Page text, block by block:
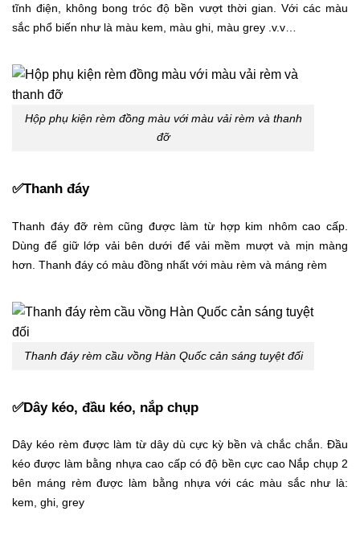
tĩnh điện, không bong tróc độ bền vượt thời gian. Với các màu
sắc phổ biến như là màu kem, màu ghi, màu grey .v.v…
Hộp phụ kiện rèm đồng màu với màu vải rèm và thanh
đỡ
✅Thanh đáy
Thanh đáy đỡ rèm cũng được làm từ hợp kim nhôm cao cấp.
Dùng để giữ lớp vải bên dưới để vải mềm mượt và mịn màng
hơn. Thanh đáy có màu đồng nhất với màu rèm và máng rèm
Thanh đáy rèm cầu vồng Hàn Quốc cản sáng tuyệt đối
✅Dây kéo, đầu kéo, nắp chụp
Dây kéo rèm được làm từ dây dù cực kỳ bền và chắc chắn. Đầu
kéo được làm bằng nhựa cao cấp có độ bền cực cao Nắp chụp 2
bên máng rèm được làm bằng nhựa với các màu sắc như là:
kem, ghi, grey